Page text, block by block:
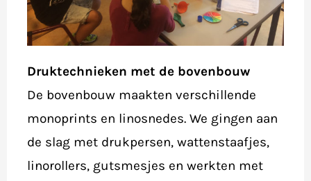
Druktechnieken met de bovenbouw
De bovenbouw maakten verschillende
monoprints en linosnedes. We gingen aan
de slag met drukpersen, wattenstaafjes,
linorollers, gutsmesjes en werkten met